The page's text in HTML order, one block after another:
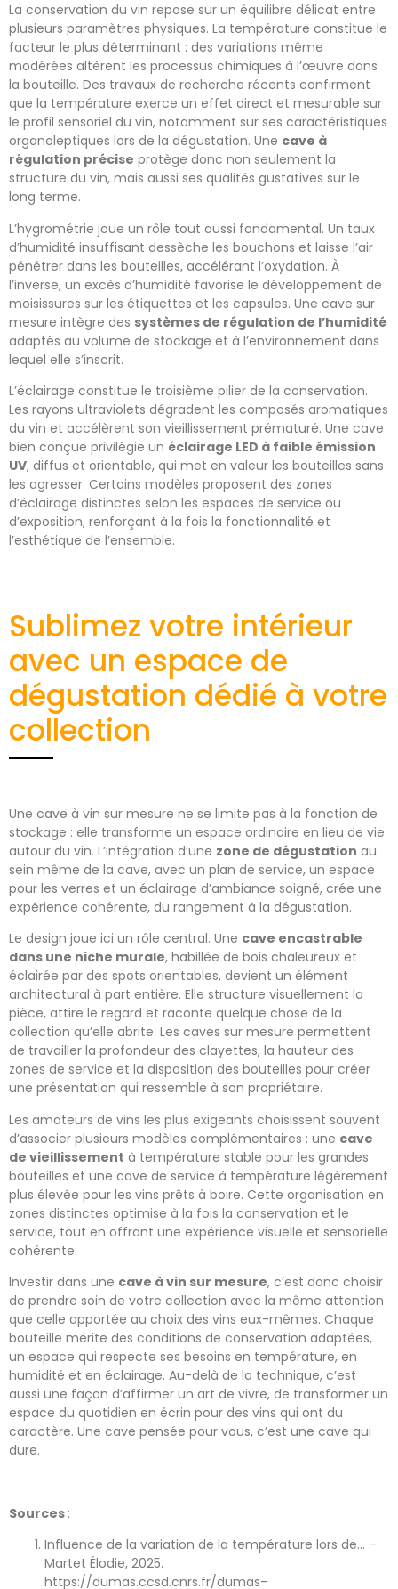
La conservation du vin repose sur un équilibre délicat entre
plusieurs paramètres physiques. La température constitue le
facteur le plus déterminant : des variations même
modérées altèrent les processus chimiques à l’œuvre dans
la bouteille. Des travaux de recherche récents confirment
que la température exerce un effet direct et mesurable sur
le profil sensoriel du vin, notamment sur ses caractéristiques
organoleptiques lors de la dégustation. Une cave à
régulation précise protège donc non seulement la
structure du vin, mais aussi ses qualités gustatives sur le
long terme.
L’hygrométrie joue un rôle tout aussi fondamental. Un taux
d’humidité insuffisant dessèche les bouchons et laisse l’air
pénétrer dans les bouteilles, accélérant l’oxydation. À
l’inverse, un excès d’humidité favorise le développement de
moisissures sur les étiquettes et les capsules. Une cave sur
mesure intègre des systèmes de régulation de l’humidité
adaptés au volume de stockage et à l’environnement dans
lequel elle s’inscrit.
L’éclairage constitue le troisième pilier de la conservation.
Les rayons ultraviolets dégradent les composés aromatiques
du vin et accélèrent son vieillissement prématuré. Une cave
bien conçue privilégie un éclairage LED à faible émission
UV, diffus et orientable, qui met en valeur les bouteilles sans
les agresser. Certains modèles proposent des zones
d’éclairage distinctes selon les espaces de service ou
d’exposition, renforçant à la fois la fonctionnalité et
l’esthétique de l’ensemble.
Sublimez votre intérieur
avec un espace de
dégustation dédié à votre
collection
Une cave à vin sur mesure ne se limite pas à la fonction de
stockage : elle transforme un espace ordinaire en lieu de vie
autour du vin. L’intégration d’une zone de dégustation au
sein même de la cave, avec un plan de service, un espace
pour les verres et un éclairage d’ambiance soigné, crée une
expérience cohérente, du rangement à la dégustation.
Le design joue ici un rôle central. Une cave encastrable
dans une niche murale, habillée de bois chaleureux et
éclairée par des spots orientables, devient un élément
architectural à part entière. Elle structure visuellement la
pièce, attire le regard et raconte quelque chose de la
collection qu’elle abrite. Les caves sur mesure permettent
de travailler la profondeur des clayettes, la hauteur des
zones de service et la disposition des bouteilles pour créer
une présentation qui ressemble à son propriétaire.
Les amateurs de vins les plus exigeants choisissent souvent
d’associer plusieurs modèles complémentaires : une cave
de vieillissement à température stable pour les grandes
bouteilles et une cave de service à température légèrement
plus élevée pour les vins prêts à boire. Cette organisation en
zones distinctes optimise à la fois la conservation et le
service, tout en offrant une expérience visuelle et sensorielle
cohérente.
Investir dans une cave à vin sur mesure, c’est donc choisir
de prendre soin de votre collection avec la même attention
que celle apportée au choix des vins eux-mêmes. Chaque
bouteille mérite des conditions de conservation adaptées,
un espace qui respecte ses besoins en température, en
humidité et en éclairage. Au-delà de la technique, c’est
aussi une façon d’affirmer un art de vivre, de transformer un
espace du quotidien en écrin pour des vins qui ont du
caractère. Une cave pensée pour vous, c’est une cave qui
dure.
Sources :
Influence de la variation de la température lors de… –
Martet Élodie, 2025.
https://dumas.ccsd.cnrs.fr/dumas-